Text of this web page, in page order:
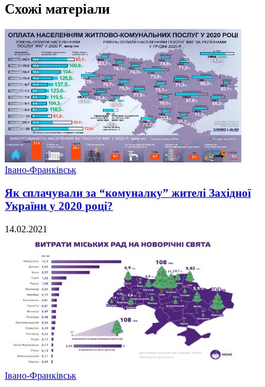
Схожі матеріали
Івано-Франківськ
Як сплачували за “комуналку” жителі Західної
України у 2020 році?
14.02.2021
Івано-Франківськ